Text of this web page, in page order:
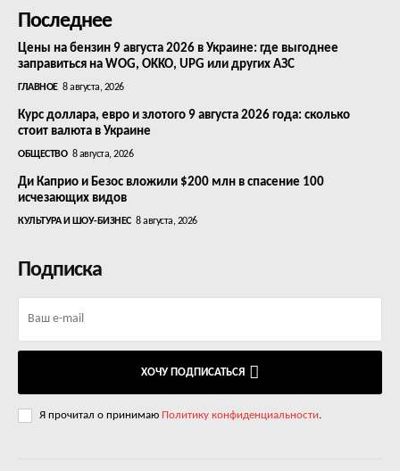
Последнее
Цены на бензин 9 августа 2026 в Украине: где выгоднее
заправиться на WOG, OKKO, UPG или других АЗС
ГЛАВНОЕ 8 августа, 2026
Курс доллара, евро и злотого 9 августа 2026 года: сколько
стоит валюта в Украине
ОБЩЕСТВО 8 августа, 2026
Ди Каприо и Безос вложили $200 млн в спасение 100
исчезающих видов
КУЛЬТУРА И ШОУ-БИЗНЕС 8 августа, 2026
Подписка
ХОЧУ ПОДПИСАТЬСЯ
Я прочитал о принимаю Политику конфиденциальности.